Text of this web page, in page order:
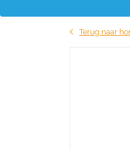
Terug naar